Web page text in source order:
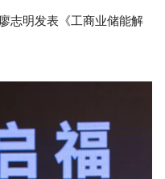
志明发表《工商业储能解